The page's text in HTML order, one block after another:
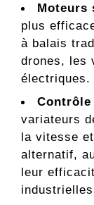
Moteurs
plus
à balais
drones, les
électriques.
Contrôle
variateurs
la vitesse
alternatif,
leur